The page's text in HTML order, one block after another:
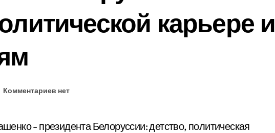
карьере и
Комментариев нет